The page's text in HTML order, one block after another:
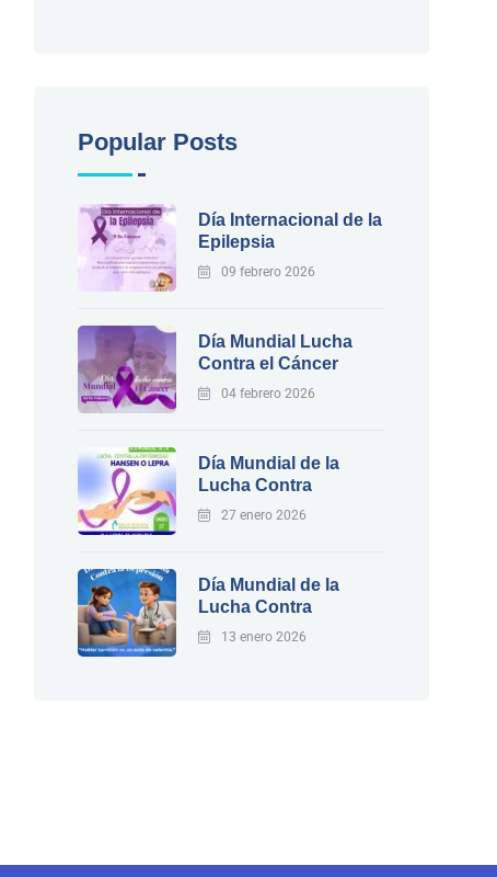
Popular Posts
Día Internacional de la
Epilepsia
09 febrero 2026
Día Mundial Lucha
Contra el Cáncer
04 febrero 2026
Día Mundial de la
Lucha Contra
27 enero 2026
Día Mundial de la
Lucha Contra
13 enero 2026